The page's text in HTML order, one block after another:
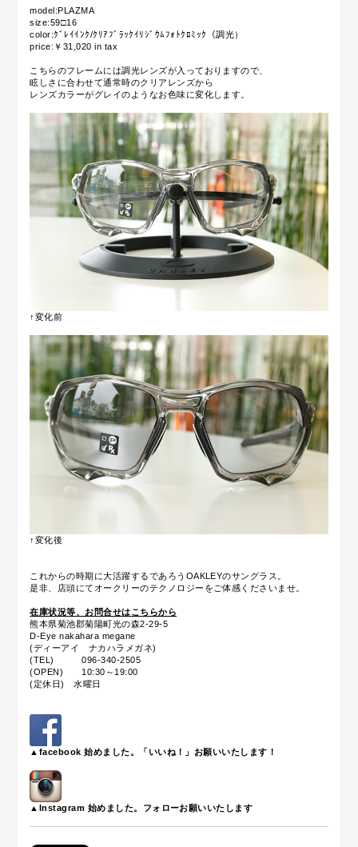
model:PLAZMA
size:59□16
color:ｸﾞﾚｲｲﾝｸ/ｸﾘｱﾌﾞﾗｯｸｲﾘｼﾞｳﾑﾌｫﾄｸﾛﾐｯｸ（調光）
price:￥31,020 in tax
こちらのフレームには調光レンズが入っておりますので、
眩しさに合わせて通常時のクリアレンズから
レンズカラーがグレイのようなお色味に変化します。
↑変化前
↑変化後
これからの時期に大活躍するであろうOAKLEYのサングラス。
是非、店頭にてオークリーのテクノロジーをご体感くださいませ。
在庫状況等、お問合せはこちらから
熊本県菊池郡菊陽町光の森2-29-5
D-Eye nakahara megane
(ディーアイ ナカハラメガネ)
(TEL) 096-340-2505
(OPEN) 10:30～19:00
(定休日) 水曜日
▲facebook 始めました。「いいね！」お願いいたします！
▲Instagram 始めました。フォローお願いいたします